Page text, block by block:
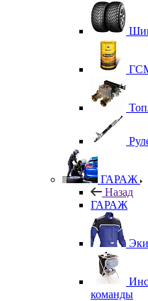
ГАРАЖ
Назад
ГАРАЖ
команды